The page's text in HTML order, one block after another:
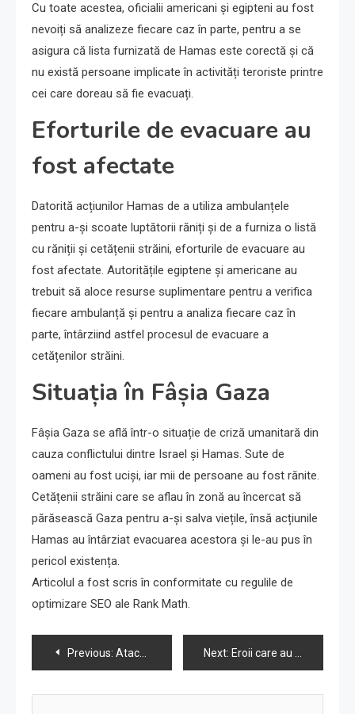
Cu toate acestea, oficialii americani și egipteni au fost
nevoiți să analizeze fiecare caz în parte, pentru a se
asigura că lista furnizată de Hamas este corectă și că
nu există persoane implicate în activități teroriste printre
cei care doreau să fie evacuați.
Eforturile de evacuare au
fost afectate
Datorită acțiunilor Hamas de a utiliza ambulanțele
pentru a-și scoate luptătorii răniți și de a furniza o listă
cu răniții și cetățenii străini, eforturile de evacuare au
fost afectate. Autoritățile egiptene și americane au
trebuit să aloce resurse suplimentare pentru a verifica
fiecare ambulanță și pentru a analiza fiecare caz în
parte, întârziind astfel procesul de evacuare a
cetățenilor străini.
Situația în Fâșia Gaza
Fâșia Gaza se află într-o situație de criză umanitară din
cauza conflictului dintre Israel și Hamas. Sute de
oameni au fost uciși, iar mii de persoane au fost rănite.
Cetățenii străini care se aflau în zonă au încercat să
părăsească Gaza pentru a-și salva viețile, însă acțiunile
Hamas au întârziat evacuarea acestora și le-au pus în
pericol existența.
Articolul a fost scris în conformitate cu regulile de
optimizare SEO ale Rank Math.
Navigare
în
Previous: Atacul Israelului asupra locuinței lui Ismail Haniyeh, afirmă Hamas Next: Eroii care au ieșit să salveze kibuțul nostru – și nu s-au mai întors